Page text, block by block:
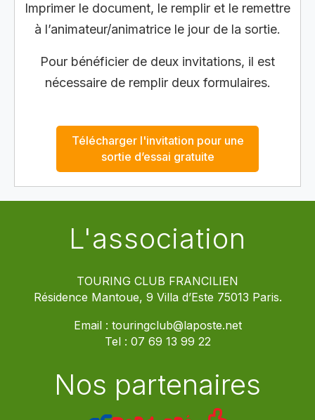
Imprimer le document, le remplir et le remettre
à l’animateur/animatrice le jour de la sortie.
Pour bénéficier de deux invitations, il est
nécessaire de remplir deux formulaires.
Télécharger l'invitation pour une
sortie d’essai gratuite
L'association
TOURING CLUB FRANCILIEN
Résidence Mantoue, 9 Villa d’Este 75013 Paris.
Email : touringclub@laposte.net
Tel : 07 69 13 99 22
Nos partenaires